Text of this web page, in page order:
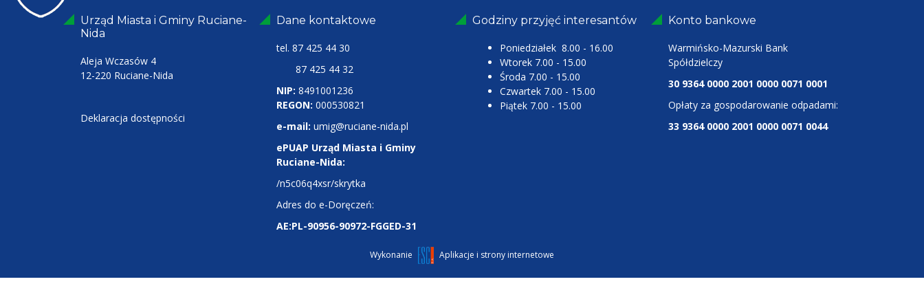
Urząd Miasta i Gminy Ruciane-
Nida
Aleja Wczasów 4
12-220 Ruciane-Nida
Deklaracja dostępności
Dane kontaktowe
tel. 87 425 44 30
87 425 44 32
NIP: 8491001236
REGON: 000530821
e-mail: umig@ruciane-nida.pl
ePUAP Urząd Miasta i Gminy
Ruciane-Nida:
/n5c06q4xsr/skrytka
Adres do e-Doręczeń:
AE:PL-90956-90972-FGGED-31
Godziny przyjęć interesantów
Poniedziałek 8.00 - 16.00
Wtorek 7.00 - 15.00
Środa 7.00 - 15.00
Czwartek 7.00 - 15.00
Piątek 7.00 - 15.00
Konto bankowe
Warmińsko-Mazurski Bank
Spółdzielczy
30 9364 0000 2001 0000 0071 0001
Opłaty za gospodarowanie odpadami:
33 9364 0000 2001 0000 0071 0044
Wykonanie Aplikacje i strony internetowe